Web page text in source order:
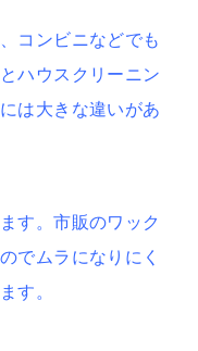
コンビニなどでも
ハウスクリーニン
は大きな違いがあ
す。市販のワック
でムラになりにく
す。